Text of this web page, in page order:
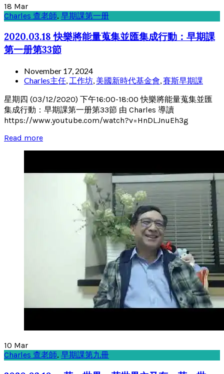
18 Mar
Charles 查老師, 早期課第一册
2020.03.18 快樂將能量蒐集並匯集成行動：早期課
第一册第33節
November 17, 2024
Charles主任, 工作坊, 美國新時代基金會,賽斯早期課
星期四 (03/12/2020) 下午16:00-18:00 快樂將能量蒐集並匯
集成行動：早期課第一册第33節 由 Charles 導讀
https://www.youtube.com/watch?v=HnDLJnuEh3g
Read more
10 Mar
Charles 查老師, 早期課第九冊